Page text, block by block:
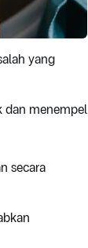
yang
dan menempel
secara